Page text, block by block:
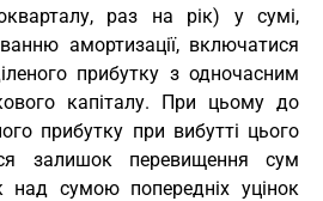
раз на рік) у сумі,
амортизації, включатися
прибутку з одночасним
капіталу. При цьому до
прибутку при вибутті цього
залишок перевищення сум
над сумою попередніх уцінок